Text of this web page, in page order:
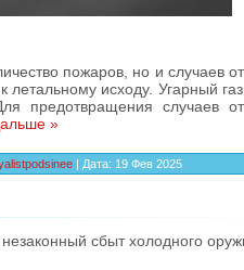
пожаров, но и случаев
исходу. Угарный
предотвращения случаев
»
| Дата: 19 Фев 2025
сбыт холодного